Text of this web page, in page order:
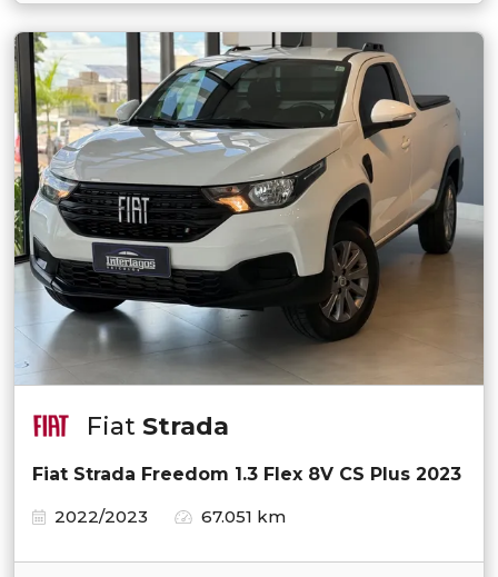
Fiat Strada
Fiat Strada Freedom 1.3 Flex 8V CS Plus 2023
2022/2023
67.051 km